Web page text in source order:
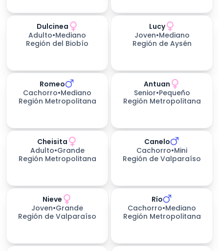
Dulcinea
Adulto•Mediano
Región del Biobío
Lucy
Joven•Mediano
Región de Aysén
Romeo
Cachorro•Mediano
Región Metropolitana
Antuan
Senior•Pequeño
Región Metropolitana
Cheisita
Adulto•Grande
Región Metropolitana
Canelo
Cachorro•Mini
Región de Valparaíso
días esperando
Nieve
Joven•Grande
Región de Valparaíso
Río
Cachorro•Mediano
Región Metropolitana